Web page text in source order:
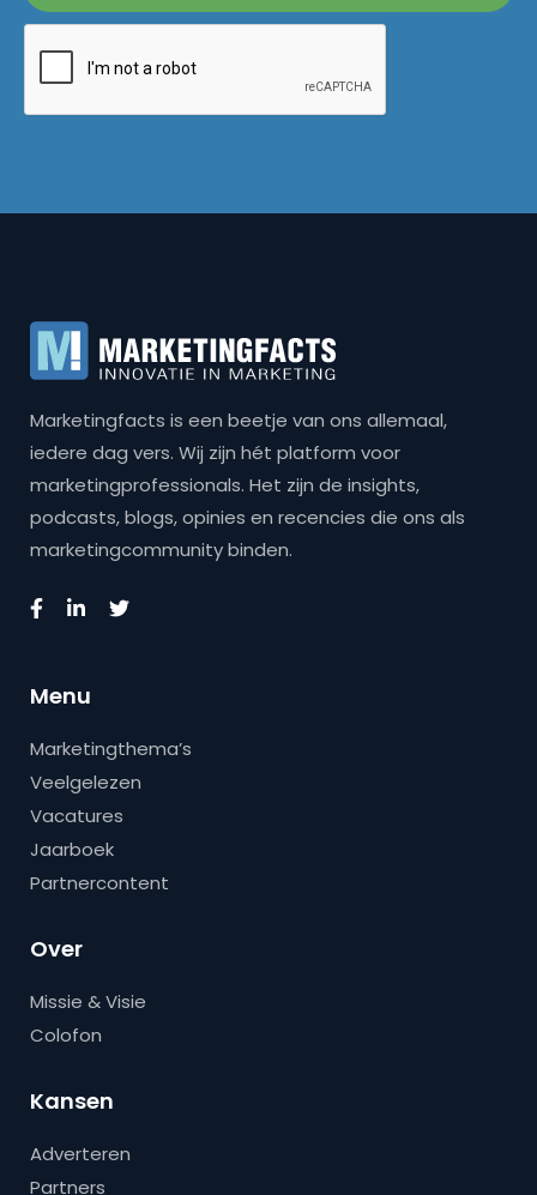
Marketingfacts is een beetje van ons allemaal,
iedere dag vers. Wij zijn hét platform voor
marketingprofessionals. Het zijn de insights,
podcasts, blogs, opinies en recencies die ons als
marketingcommunity binden.
Menu
Marketingthema’s
Veelgelezen
Vacatures
Jaarboek
Partnercontent
Over
Missie & Visie
Colofon
Kansen
Adverteren
Partners